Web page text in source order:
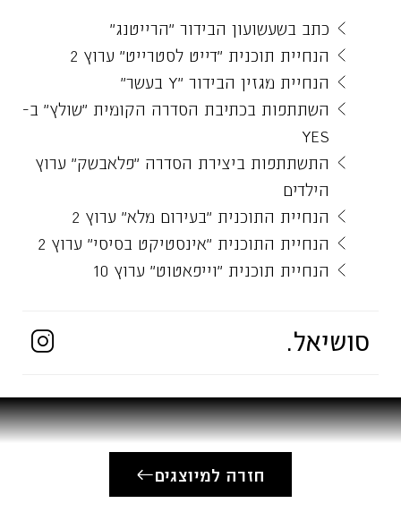
כתב בשעשועון הבידור "הרייטנג"
הנחיית תוכנית "דייט לסטרייט" ערוץ 2
הנחיית מגזין הבידור "Y בעשר"
השתתפות בכתיבת הסדרה הקומית "שולץ" ב-
YES
התשתתפות ביצירת הסדרה "פלאבשק" ערוץ
הילדים
הנחיית התוכנית "בעירום מלא" ערוץ 2
הנחיית התוכנית "אינסטיקט בסיסי" ערוץ 2
הנחיית תוכנית "וייפאטוט" ערוץ 10
כתבת טור אישי במסוף השבוע של עיתון
"הארץ"
כתבת טור שבועי באתר "מאקו"
כתבת טור שבועי במגזין "ליברל"
סושיאל.
חזרה למיוצגים